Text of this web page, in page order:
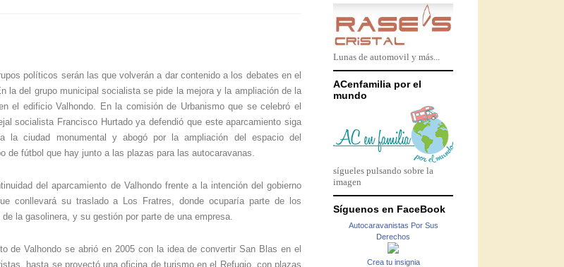
políticos serán las que volverán a dar contenido a los debates en el
la del grupo municipal socialista se pide la mejora y la ampliación de la
el edificio Valhondo. En la comisión de Urbanismo que se celebró el
socialista Francisco Hurtado ya defendió que este aparcamiento siga
la ciudad monumental y abogó por la ampliación del espacio del
de fútbol que hay junto a las plazas para las autocaravanas.
del aparcamiento de Valhondo frente a la intención del gobierno
conllevará su traslado a Los Fratres, donde ocuparía parte de los
la gasolinera, y su gestión por parte de una empresa.
de Valhondo se abrió en 2005 con la idea de convertir San Blas en el
hasta se proyectó una oficina de turismo en el Refugio, con plazas
Lunas de automovil y más...
ACenfamilia por el
mundo
sígueles pulsando sobre la
imagen
Síguenos en FaceBook
Autocaravanistas Por Sus
Derechos
Crea tu insignia